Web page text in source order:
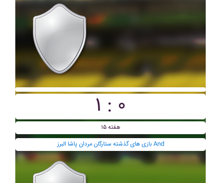
۱ : ۰
هفته ۱۵
بازی های گذشته ستارگان مردان پاشا البرز And